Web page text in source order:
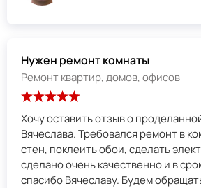
Нужен ремонт комнаты
Ремонт квартир, домов, офисов
Хочу оставить отзыв о
Вячеслава. Требовался ремонт в
стен, поклеить обои, сделать
сделано очень качественно и в срок.
спасибо Вячеславу. Будем